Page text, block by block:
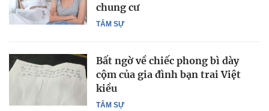
TÂM SỰ
chung cư
TÂM SỰ
Bất ngờ về chiếc phong bì dày
cộm của gia đình bạn trai Việt
kiều